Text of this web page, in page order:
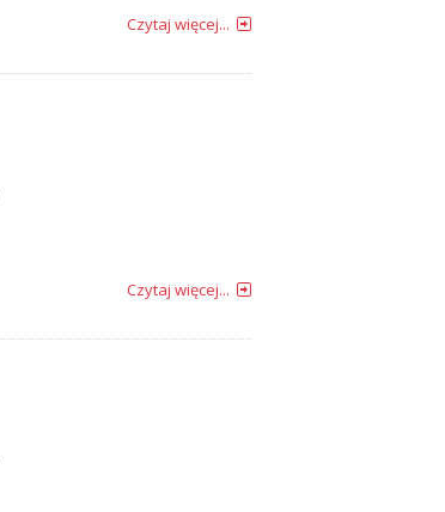
Czytaj więcej...
Czytaj więcej...